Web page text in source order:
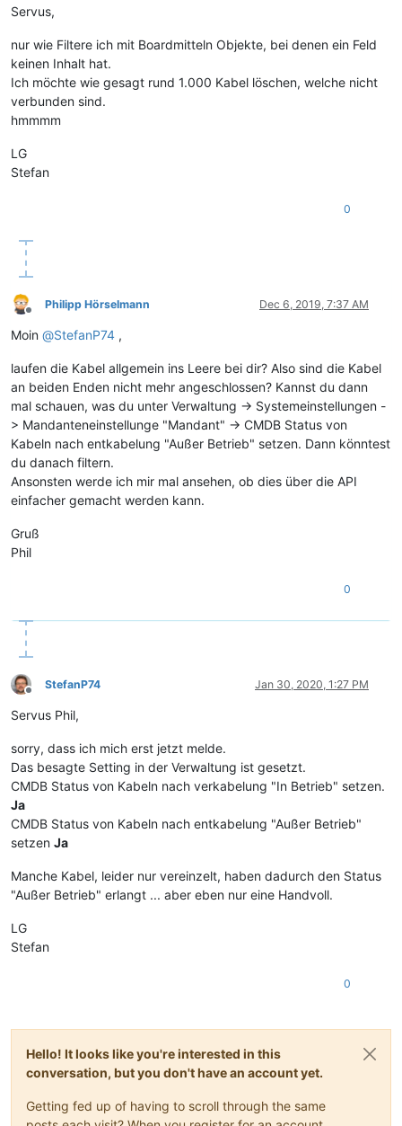
Servus,
nur wie Filtere ich mit Boardmitteln Objekte, bei denen ein Feld
keinen Inhalt hat.
Ich möchte wie gesagt rund 1.000 Kabel löschen, welche nicht
verbunden sind.
hmmmm
LG
Stefan
0
Offline
Philipp Hörselmann Dec 6, 2019, 7:37 AM
Moin @StefanP74 ,
laufen die Kabel allgemein ins Leere bei dir? Also sind die Kabel
an beiden Enden nicht mehr angeschlossen? Kannst du dann
mal schauen, was du unter Verwaltung -> Systemeinstellungen -
> Mandanteneinstellunge "Mandant" -> CMDB Status von
Kabeln nach entkabelung "Außer Betrieb" setzen. Dann könntest
du danach filtern.
Ansonsten werde ich mir mal ansehen, ob dies über die API
einfacher gemacht werden kann.
Gruß
Phil
0
Offline
StefanP74 Jan 30, 2020, 1:27 PM
Servus Phil,
sorry, dass ich mich erst jetzt melde.
Das besagte Setting in der Verwaltung ist gesetzt.
CMDB Status von Kabeln nach verkabelung "In Betrieb" setzen.
Ja
CMDB Status von Kabeln nach entkabelung "Außer Betrieb"
setzen Ja
Manche Kabel, leider nur vereinzelt, haben dadurch den Status
"Außer Betrieb" erlangt ... aber eben nur eine Handvoll.
LG
Stefan
0
Hello! It looks like you're interested in this
conversation, but you don't have an account yet.
Getting fed up of having to scroll through the same